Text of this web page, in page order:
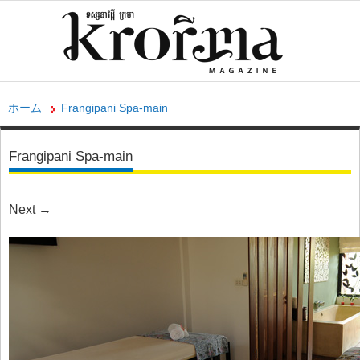
ホーム Frangipani Spa-main
Frangipani Spa-main
Next →